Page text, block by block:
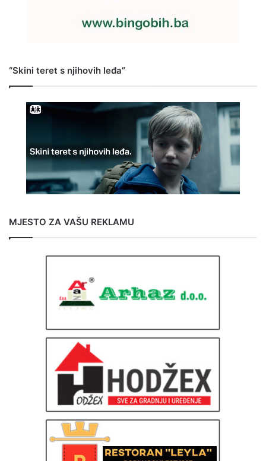
“Skini teret s njihovih leđa”
MJESTO ZA VAŠU REKLAMU